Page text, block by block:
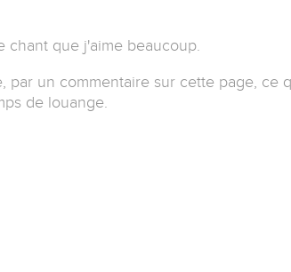
que j'aime beaucoup.
par un commentaire sur cette page, ce
de louange.